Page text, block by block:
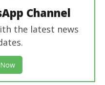
Channel
the latest news